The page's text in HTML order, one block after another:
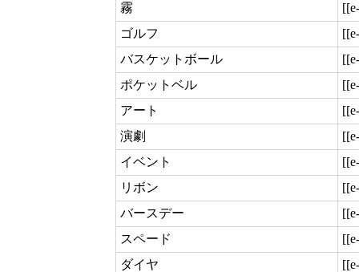
霧
ゴルフ
バスケットボール
ポケットベル
アート
演劇
イベント
リボン
バースデー
スペード
ダイヤ